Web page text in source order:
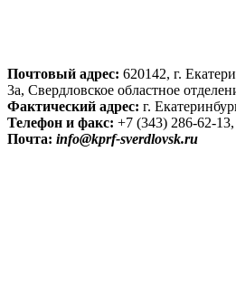
Почтовый адрес: 620142, г.
3а, Свердловское областное
Фактический адрес: г.
Телефон и факс: +7 (343) 286-62-
Почта: info@kprf-sverdlovsk.ru